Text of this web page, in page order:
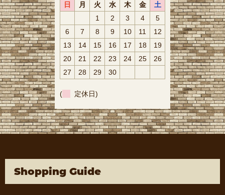
日 月 火 水 木 金
土
1
2 3 4
5
6
7 8 9 10 11
12
13
14 15 16 17 18
19
20
21 22 23 24 25
26
27
28 29 30
( 定休日)
Shopping Guide